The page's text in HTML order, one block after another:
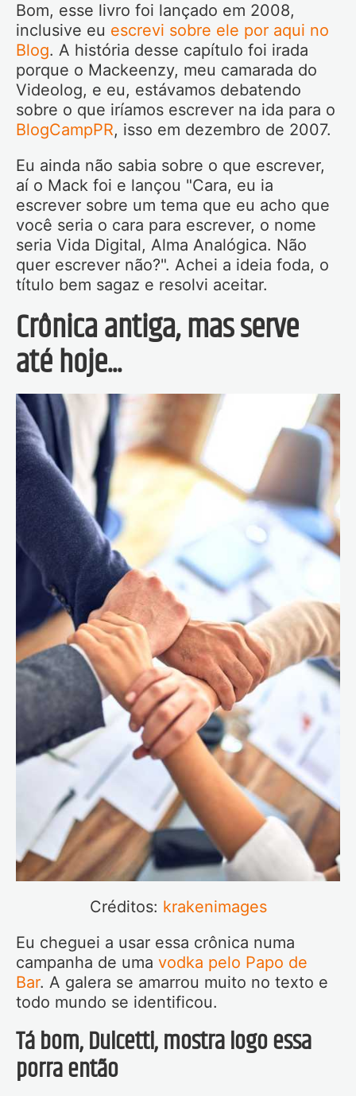
Bom, esse livro foi lançado em 2008,
inclusive eu escrevi sobre ele por aqui no
Blog. A história desse capítulo foi irada
porque o Mackeenzy, meu camarada do
Videolog, e eu, estávamos debatendo
sobre o que iríamos escrever na ida para o
BlogCampPR, isso em dezembro de 2007.
Eu ainda não sabia sobre o que escrever,
aí o Mack foi e lançou "Cara, eu ia
escrever sobre um tema que eu acho que
você seria o cara para escrever, o nome
seria Vida Digital, Alma Analógica. Não
quer escrever não?". Achei a ideia foda, o
título bem sagaz e resolvi aceitar.
Crônica antiga, mas serve
até hoje...
Créditos: krakenimages
Eu cheguei a usar essa crônica numa
campanha de uma vodka pelo Papo de
Bar. A galera se amarrou muito no texto e
todo mundo se identificou.
Tá bom, Dulcetti, mostra logo essa
porra então